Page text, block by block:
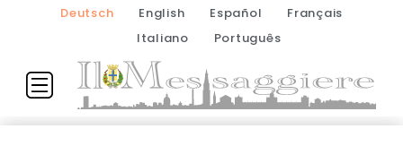
Deutsch English Español
Français
Italiano
Português